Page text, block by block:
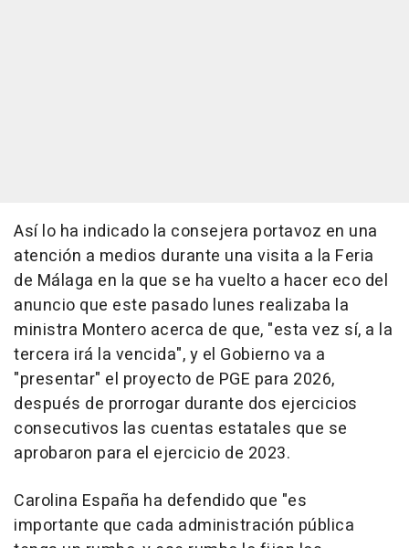
Así lo ha indicado la consejera portavoz en una
atención a medios durante una visita a la Feria
de Málaga en la que se ha vuelto a hacer eco del
anuncio que este pasado lunes realizaba la
ministra Montero acerca de que, "esta vez sí, a la
tercera irá la vencida", y el Gobierno va a
"presentar" el proyecto de PGE para 2026,
después de prorrogar durante dos ejercicios
consecutivos las cuentas estatales que se
aprobaron para el ejercicio de 2023.
Carolina España ha defendido que "es
importante que cada administración pública